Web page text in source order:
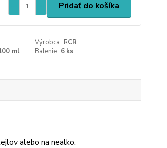
Pridať do košíka
Výrobca: RCR
ml Balenie: 6 ks
alebo na nealko.